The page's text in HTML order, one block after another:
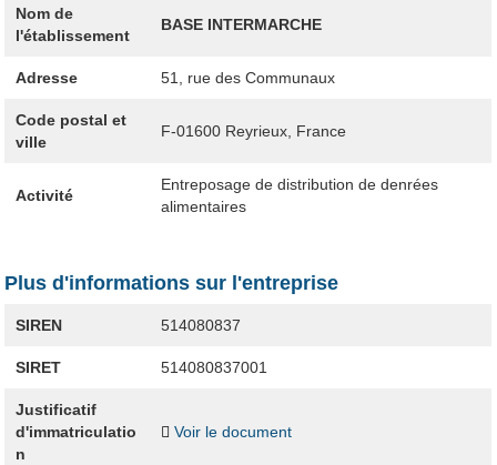
Nom de
l'établissement
BASE INTERMARCHE
Adresse 51, rue des Communaux
Code postal et
ville
F-01600 Reyrieux, France
Activité
Entreposage de distribution de denrées
alimentaires
Plus d'informations sur l'entreprise
SIREN 514080837
SIRET 514080837001
Justificatif
d'immatriculatio
n
Voir le document